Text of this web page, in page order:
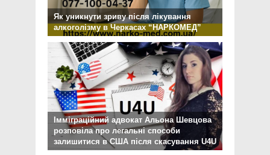
Як уникнути зриву після лікування
алкоголізму в Черкасах “НАРКОМЕД”
Імміграційний адвокат Альона Шевцова
розповіла про легальні способи
залишитися в США після скасування U4U